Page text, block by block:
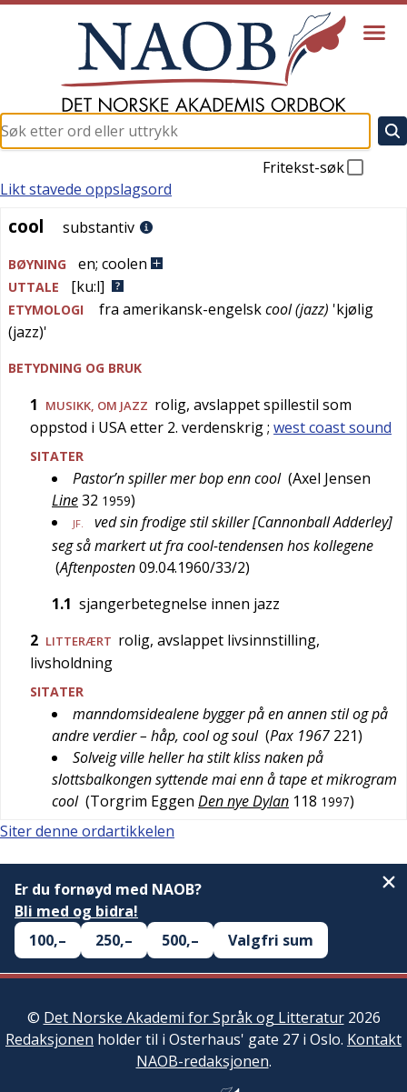
Fritekst-søk
cool
Likt stavede oppslagsord
cool substantiv
BØYNING en; coolen
UTTALE [ku:l]
ETYMOLOGI fra amerikansk-engelskcool (jazz) 'kjølig
(jazz)'
BETYDNING OG BRUK
1 MUSIKK, OM JAZZ rolig, avslappet spillestil som
oppstod i USA etter 2. verdenskrig; west coast sound
SITATER
Pastor’n spiller mer bop enn cool (Axel Jensen
Line32 1959)
JF.
ved sin frodige stil skiller [Cannonball Adderley]
seg så markert ut fra cool-tendensen hos kollegene
(Aftenposten09.04.1960/33/2)
1.1 sjangerbetegnelse innen jazz
2 LITTERÆRT rolig, avslappet livsinnstilling,
livsholdning
SITATER
manndomsidealene bygger på en annen stil og på
andre verdier – håp, cool og soul (Pax 1967 221)
Solveig ville heller ha stilt kliss naken på
slottsbalkongen syttende mai enn å tape et mikrogram
cool (Torgrim Eggen Den nye Dylan 118 1997)
Siter denne ordartikkelen
Er du fornøyd med NAOB?
Bli med og bidra!
100,–
250,– 500,– Valgfri sum
© Det Norske Akademi for Språk og Litteratur2026
Redaksjonen holder til i Osterhaus' gate 27 i Oslo. Kontakt
NAOB-redaksjonen.